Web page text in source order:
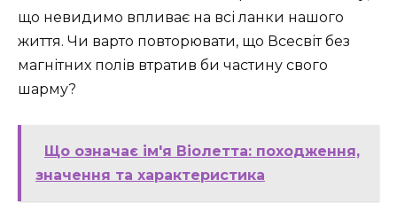
що невидимо впливає на всі ланки нашого
життя. Чи варто повторювати, що Всесвіт без
магнітних полів втратив би частину свого
шарму?
Що означає ім'я Віолетта: походження,
значення та характеристика